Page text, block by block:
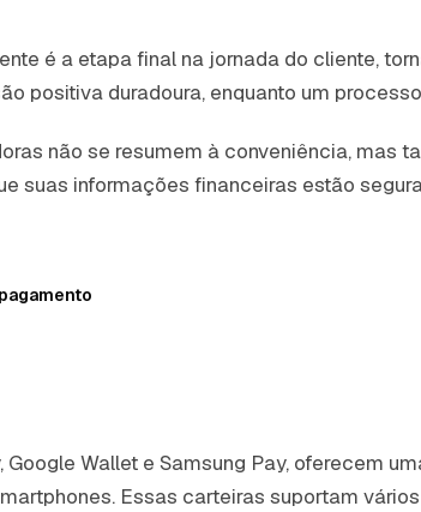
é a etapa final na jornada do cliente,
positiva duradoura, enquanto um
não se resumem à conveniência,
suas informações financeiras estão
Wallet e Samsung Pay, oferecem
Essas carteiras suportam